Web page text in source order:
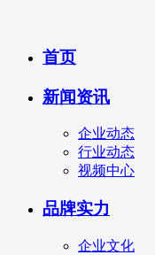
首页
新闻资讯
企业动态
行业动态
视频中心
品牌实力
企业文化